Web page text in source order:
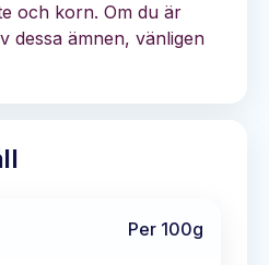
och korn. Om du är
dessa ämnen, vänligen
Per 100g